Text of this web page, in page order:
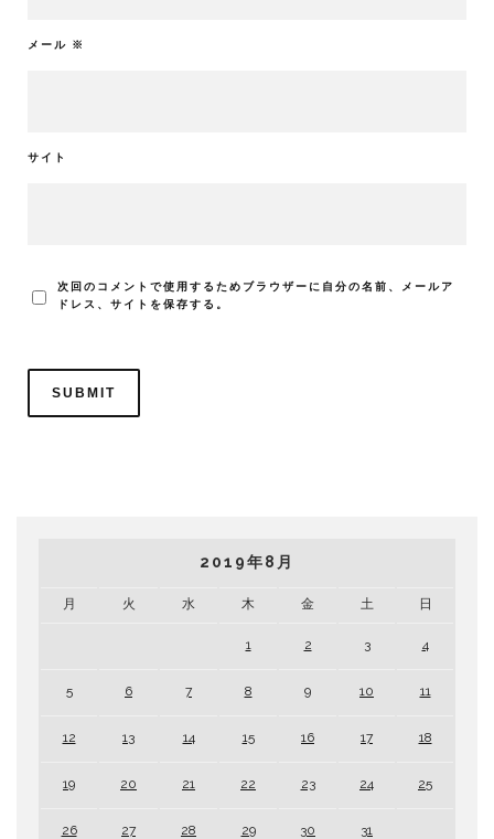
メール ※
サイト
次回のコメントで使用するためブラウザーに自分の名前、メールア
ドレス、サイトを保存する。
2019年8月
月 火 水 木 金 土 日
1 2 3 4
5 6 7 8 9 10 11
12 13 14 15 16 17 18
19 20 21 22 23 24 25
26 27 28 29 30 31